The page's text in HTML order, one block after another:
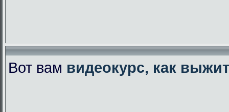
Вот вам видеокурс, как